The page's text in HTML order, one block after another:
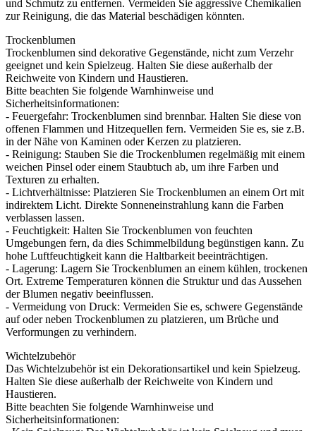
und Schmutz zu entfernen. Vermeiden Sie aggressive Chemikalien
zur Reinigung, die das Material beschädigen könnten.
Trockenblumen
Trockenblumen sind dekorative Gegenstände, nicht zum Verzehr
geeignet und kein Spielzeug. Halten Sie diese außerhalb der
Reichweite von Kindern und Haustieren.
Bitte beachten Sie folgende Warnhinweise und
Sicherheitsinformationen:
- Feuergefahr: Trockenblumen sind brennbar. Halten Sie diese von
offenen Flammen und Hitzequellen fern. Vermeiden Sie es, sie z.B.
in der Nähe von Kaminen oder Kerzen zu platzieren.
- Reinigung: Stauben Sie die Trockenblumen regelmäßig mit einem
weichen Pinsel oder einem Staubtuch ab, um ihre Farben und
Texturen zu erhalten.
- Lichtverhältnisse: Platzieren Sie Trockenblumen an einem Ort mit
indirektem Licht. Direkte Sonneneinstrahlung kann die Farben
verblassen lassen.
- Feuchtigkeit: Halten Sie Trockenblumen von feuchten
Umgebungen fern, da dies Schimmelbildung begünstigen kann. Zu
hohe Luftfeuchtigkeit kann die Haltbarkeit beeinträchtigen.
- Lagerung: Lagern Sie Trockenblumen an einem kühlen, trockenen
Ort. Extreme Temperaturen können die Struktur und das Aussehen
der Blumen negativ beeinflussen.
- Vermeidung von Druck: Vermeiden Sie es, schwere Gegenstände
auf oder neben Trockenblumen zu platzieren, um Brüche und
Verformungen zu verhindern.
Wichtelzubehör
Das Wichtelzubehör ist ein Dekorationsartikel und kein Spielzeug.
Halten Sie diese außerhalb der Reichweite von Kindern und
Haustieren.
Bitte beachten Sie folgende Warnhinweise und
Sicherheitsinformationen: